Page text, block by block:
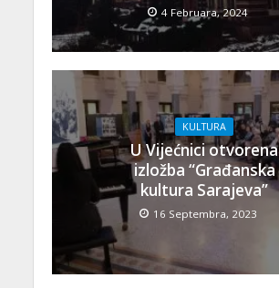
4 Februara, 2024
KULTURA
U Vijećnici otvorena
izložba “Građanska
kultura Sarajeva”
16 Septembra, 2023